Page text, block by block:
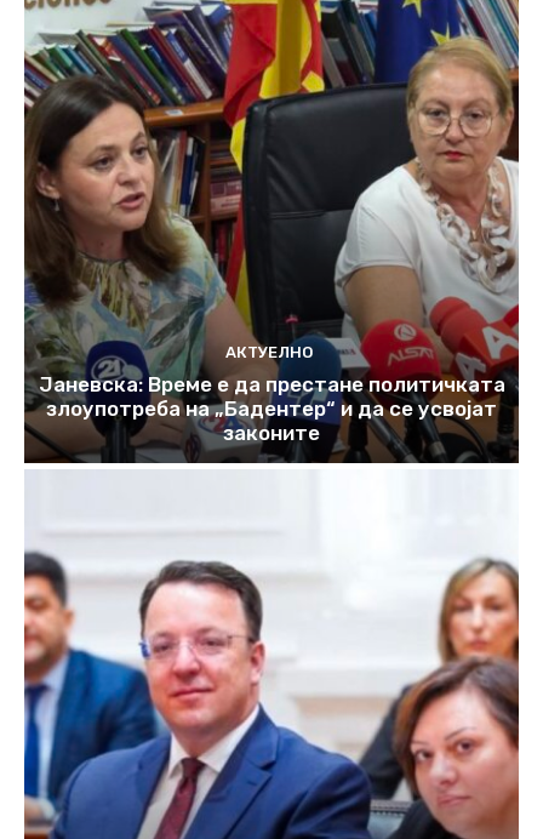
АКТУЕЛНО
Јаневска: Време е да престане политичката
злоупотреба на „Бадентер“ и да се усвојат
законите